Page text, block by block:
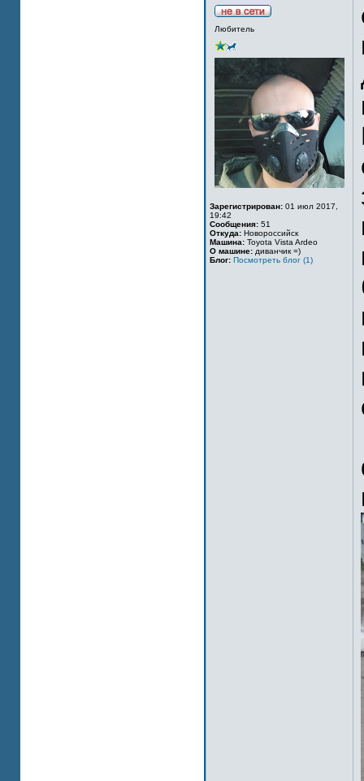
Любитель
Зарегистрирован: 01 июл 2017,
19:42
Сообщения: 51
Откуда: Новороссийск
Машина: Toyota Vista Ardeo
О машине: диванчик =)
Блог: Посмотреть блог (1)